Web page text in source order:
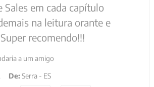
Sales em cada capítulo
na leitura orante e
recomendo!!!
a um amigo
De:Serra - ES